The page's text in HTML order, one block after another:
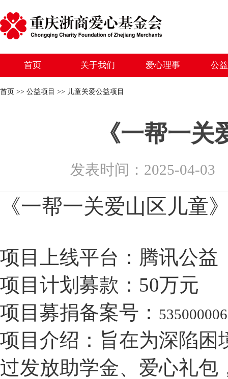
首页 关于我们 爱心理事 公
首页 >> 公益项目 >> 儿童关爱公益项目
《一帮一
发表时间：2025-04-
《一帮一关爱山区儿童
项目上线平台：腾讯公益
项目计划募款： 50万元
项目募捐备案号：
项目介绍： 旨在为深陷困
过发放助学金、爱心礼包